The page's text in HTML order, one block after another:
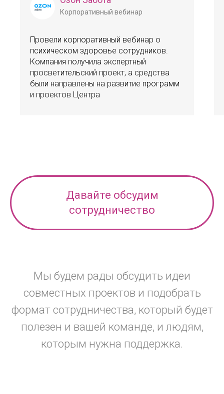
Корпоративный вебинар
Провели корпоративный вебинар о
психическом здоровье сотрудников.
Компания получила экспертный
просветительский проект, а средства
были направлены на развитие программ
и проектов Центра
Давайте обсудим
сотрудничество
Мы будем рады обсудить идеи
совместных проектов и подобрать
формат сотрудничества, который будет
полезен и вашей команде, и людям,
которым нужна поддержка.